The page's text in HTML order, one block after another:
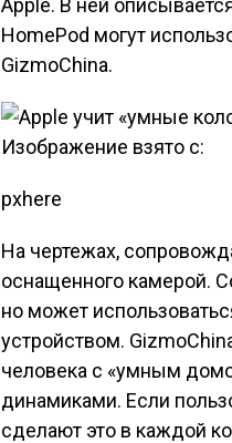
Apple. В ней
HomePod могут
GizmoChina.
Изображение взято с:
pxhere
На чертежах,
оснащенного камерой.
но может
устройством.
человека с «умным
динамиками. Если
сделают это в каждой